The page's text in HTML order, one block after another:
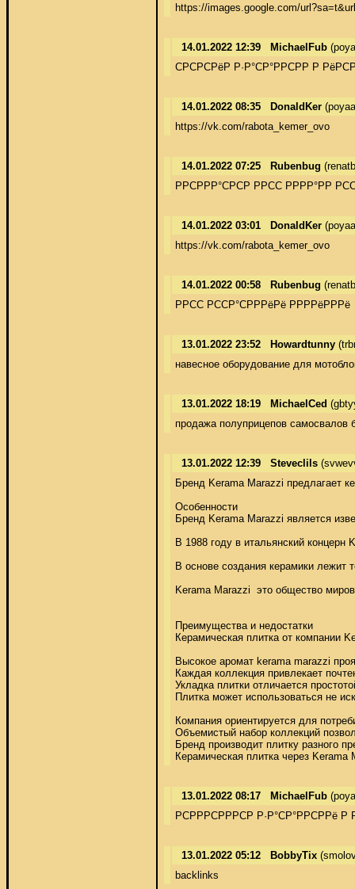
https://images.google.com/
14.01.2022 12:39 MichaelFub
СРСРСРёР Р·Р°СР°РРСРР Р
14.01.2022 08:35 DonaldKer
https://vk.com/rabota_kemer_ovo
14.01.2022 07:25 Rubenbug
РРСРРР°СРСР РРСС РРРР°РР
14.01.2022 03:01 DonaldKer
https://vk.com/rabota_kemer_ovo
14.01.2022 00:58 Rubenbug
РРСС РССР°СРРРёРё РРРРёРРРё
13.01.2022 23:52 Howardtunny
навесное оборудование для
13.01.2022 18:19 MichaelCed
продажа полуприцепов самосвалов
13.01.2022 12:39 Steveclils
Бренд Kerama Marazzi предлагает
Особенности
Бренд Kerama Marazzi является
В 1988 году в итальянский
В основе создания керамики лежит
Kerama Marazzi  это общество
Преимущества и недостатки
Керамическая плитка от компании
Высокое аромат kerama marazzi
Каждая коллекция привлекает
Укладка плитки отличается
Плитка может использоваться не
Компания ориентируется для
Объемистый набор коллекций
Бренд производит плитку разного
Керамическая плитка через
13.01.2022 08:17 MichaelFub
РСРРРСРРРСР Р·Р°СР°РРСРРё
13.01.2022 05:12 BobbyTix
backlinks